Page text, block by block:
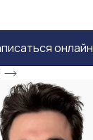
онлайн